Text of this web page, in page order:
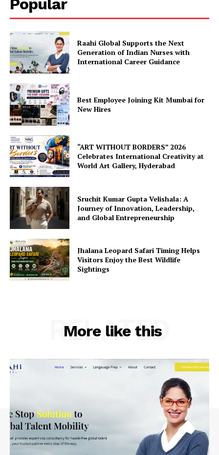
Popular
Raahi Global Supports the Next
Generation of Indian Nurses with
International Career Guidance
Best Employee Joining Kit Mumbai for
New Hires
“ART WITHOUT BORDERS” 2026
Celebrates International Creativity at
World Art Gallery, Hyderabad
Sruchit Kumar Gupta Velishala: A
Journey of Innovation, Leadership,
and Global Entrepreneurship
Jhalana Leopard Safari Timing Helps
Visitors Enjoy the Best Wildlife
Sightings
More like this
RELATED